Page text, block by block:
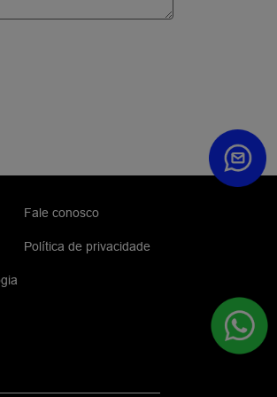
Fale conosco
Política de privacidade